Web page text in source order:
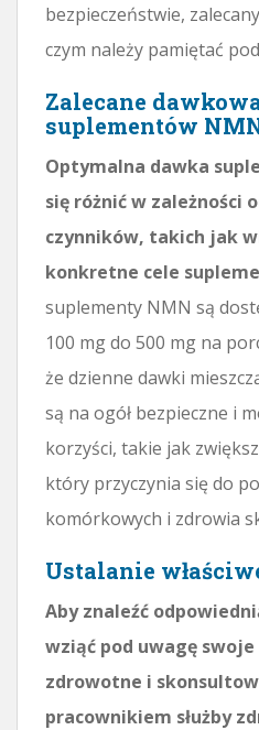
bezpieczeństwie,
czym należy pamiętać
Zalecane
suplementów
Optymalna dawka
się różnić w zależności
czynników, takich jak
konkretne cele
suplementy NMN są
100 mg do 500 mg na
że dzienne dawki
są na ogół bezpieczne i
korzyści, takie jak
który przyczynia się do
komórkowych i zdrowia
Ustalanie
Aby znaleźć
wziąć pod uwagę
zdrowotne i
pracownikiem służby